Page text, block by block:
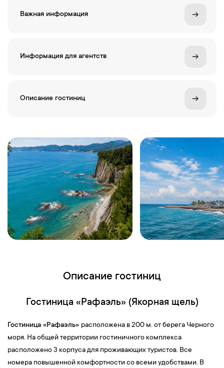
Важная информация
Информация для агентств
Описание гостиниц
Описание гостиниц
Гостиница «Рафаэль» (Якорная щель)
Гостиница «Рафаэль» расположена в 200 м. от берега Черного
моря. На общей территории гостиничного комплекса
расположено 3 корпуса для проживающих туристов. Все
номера повышенной комфортности со всеми удобствами. В